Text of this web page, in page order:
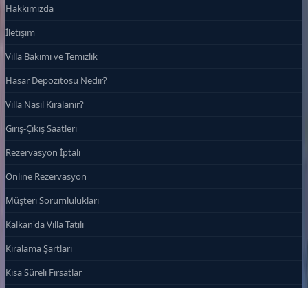
Hakkımızda
İletişim
Villa Bakımı ve Temizlik
Hasar Depozitosu Nedir?
Villa Nasıl Kiralanır?
Giriş-Çıkış Saatleri
Rezervasyon İptali
Online Rezervasyon
Müşteri Sorumlulukları
Kalkan'da Villa Tatili
Kiralama Şartları
Kısa Süreli Fırsatlar